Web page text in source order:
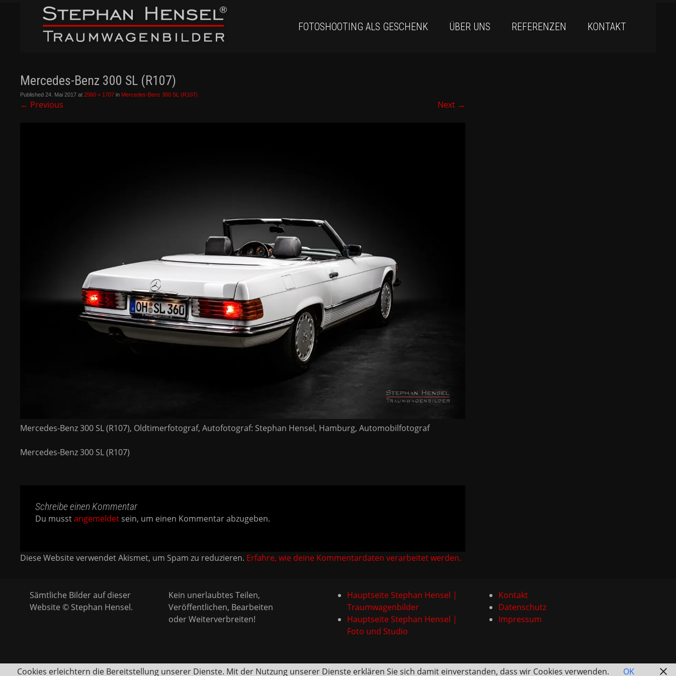
FOTOSHOOTING ALS GESCHENK ÜBER UNS REFERENZEN KONTAKT
Mercedes-Benz 300 SL (R107)
Published24. Mai 2017 at2560 × 1707 in Mercedes-Benz 300 SL (R107)
← Previous Next →
Mercedes-Benz 300 SL (R107), Oldtimerfotograf, Autofotograf: Stephan Hensel, Hamburg, Automobilfotograf
Mercedes-Benz 300 SL (R107)
Schreibe einen Kommentar
Du musstangemeldet sein, um einen Kommentar abzugeben.
Diese Website verwendet Akismet, um Spam zu reduzieren. Erfahre, wie deine Kommentardaten verarbeitet werden.
Sämtliche Bilder auf dieser
Website © Stephan Hensel.
Kein unerlaubtes Teilen,
Veröffentlichen, Bearbeiten
oder Weiterverbreiten!
Hauptseite Stephan Hensel |
Traumwagenbilder
Hauptseite Stephan Hensel |
Foto und Studio
Kontakt
Datenschutz
Impressum
Cookies erleichtern die Bereitstellung unserer Dienste. Mit der Nutzung unserer Dienste erklären Sie sich damit einverstanden, dass wir Cookies verwenden. OK